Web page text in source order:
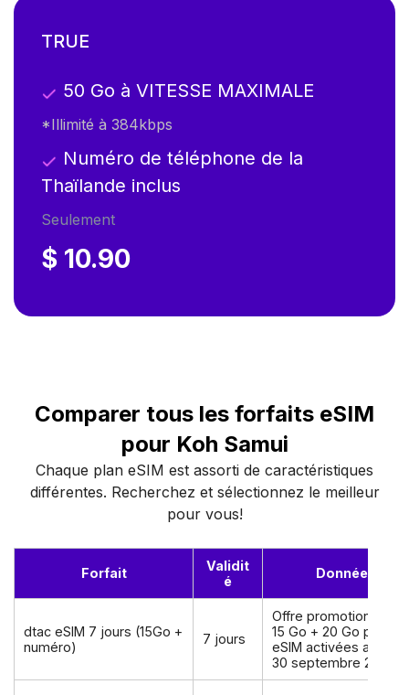
TRUE
50 Go à VITESSE MAXIMALE
*Illimité à 384kbps
Numéro de téléphone de la
Thaïlande inclus
Seulement
$ 10.90
Comparer tous les forfaits eSIM
pour Koh Samui
Chaque plan eSIM est assorti de caractéristiques
différentes. Recherchez et sélectionnez le meilleur
pour vous!
Forfait
Validit
é
Données
dtac eSIM 7 jours (15Go +
numéro)
7 jours
Offre promotionnelle
15 Go + 20 Go pour
eSIM activées avant
30 septembre 2026